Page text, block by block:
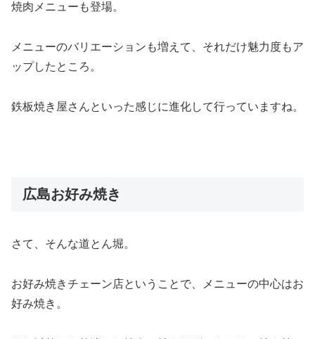
焼肉メニューも登場。
メニューのバリエーションも増えて、それだけ魅力度もア
ップしたところ。
鉄板焼き屋さんといった感じに進化して行っていますね。
広島お好み焼き
さて、そんな道とん堀。
お好み焼きチェーン店ということで、メニューの中心はお
好み焼き。